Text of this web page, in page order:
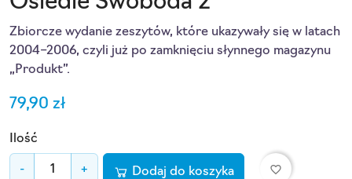
Zbiorcze wydanie zeszytów, które ukazywały się w latach
2004–2006, czyli już po zamknięciu słynnego magazynu
„Produkt”.
79,90 zł
Ilość
- + Dodaj do koszyka favorite_border